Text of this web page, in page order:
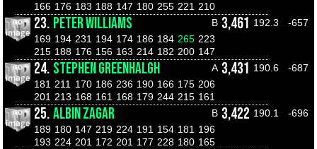
166 176 183 188 147 180 255 221 210
23. PETER WILLIAMS B 3,461 192.3
-657
169 194 231 194 174 186 184 265 223
215 188 176 156 163 214 182 200 147
24. STEPHEN GREENHALGH A 3,431 190.6
-687
181 211 170 186 236 190 166 175 206
201 213 168 161 168 179 244 215 161
25.ALBIN ZAGAR B 3,422 190.1
-696
189 180 147 219 224 191 154 181 196
193 224 201 172 201 177 228 180 165